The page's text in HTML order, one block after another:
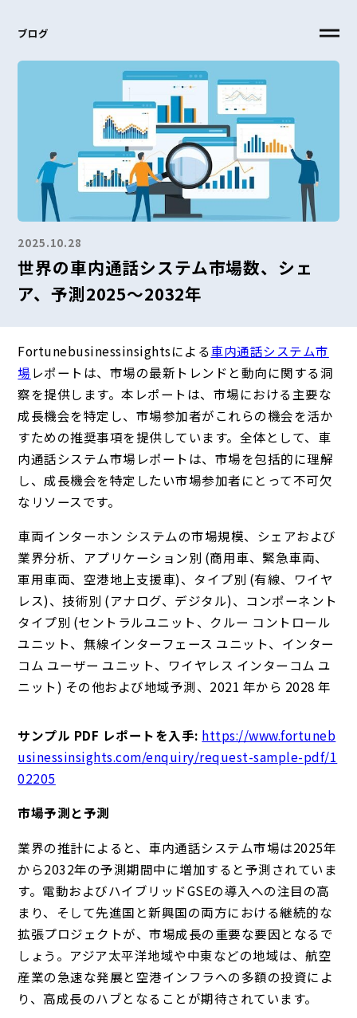
ブログ
2025.10.28
世界の車内通話システム市場数、シェ
ア、予測2025～2032年
Fortunebusinessinsightsによる車内通話システム市
場 レポート は、市場の最新トレンドと動向に関する洞
察を提供します。本レポートは、市場における主要な
成長機会を特定し、市場参加者がこれらの機会を活か
すための推奨事項を提供しています。全体として、車
内通話システム市場レポートは、市場を包括的に理解
し、成長機会を特定したい市場参加者にとって不可欠
なリソースです。
車両インターホン システムの市場規模、シェアおよび
業界分析、アプリケーション別 (商用車、緊急車両、
軍用車両、空港地上支援車)、タイプ別 (有線、ワイヤ
レス)、技術別 (アナログ、デジタル)、コンポーネント
タイプ別 (セントラルユニット、クルー コントロール
ユニット、無線インターフェース ユニット、インター
コム ユーザー ユニット、ワイヤレス インターコム ユ
ニット) その他および地域予測、2021 年から 2028 年
サンプル PDF レポートを入手: https://www.fortuneb
usinessinsights.com/enquiry/request-sample-pdf/1
02205
市場予測と予測
業界の推計によると、車内通話システム市場は2025年
から2032年の予測期間中に増加すると予測されていま
す。電動およびハイブリッドGSEの導入への注目の高
まり、そして先進国と新興国の両方における継続的な
拡張プロジェクトが、市場成長の重要な要因となるで
しょう。アジア太平洋地域や中東などの地域は、航空
産業の急速な発展と空港インフラへの多額の投資によ
り、高成長のハブとなることが期待されています。